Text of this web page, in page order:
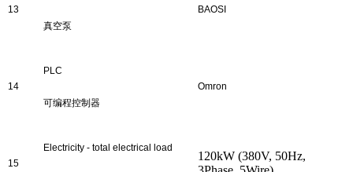
13
真空泵
BAOSI
14
PLC
可编程控制器
Omron
15
Electricity - total electrical load
120kW (380V, 50Hz,